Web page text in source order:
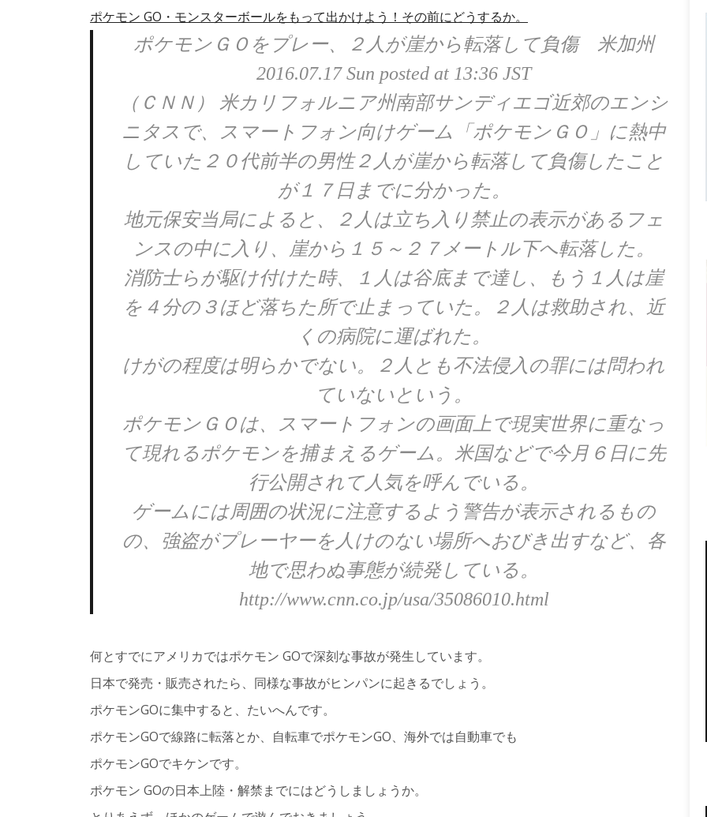
ポケモン GO・モンスターボールをもって出かけよう！その前にどうするか。
ポケモンＧＯをプレー、２人が崖から転落して負傷 米加州
2016.07.17 Sun posted at 13:36 JST
（ＣＮＮ） 米カリフォルニア州南部サンディエゴ近郊のエンシ
ニタスで、スマートフォン向けゲーム「ポケモンＧＯ」に熱中
していた２０代前半の男性２人が崖から転落して負傷したこと
が１７日までに分かった。
地元保安当局によると、２人は立ち入り禁止の表示があるフェ
ンスの中に入り、崖から１５～２７メートル下へ転落した。
消防士らが駆け付けた時、１人は谷底まで達し、もう１人は崖
を４分の３ほど落ちた所で止まっていた。２人は救助され、近
くの病院に運ばれた。
けがの程度は明らかでない。２人とも不法侵入の罪には問われ
ていないという。
ポケモンＧＯは、スマートフォンの画面上で現実世界に重なっ
て現れるポケモンを捕まえるゲーム。米国などで今月６日に先
行公開されて人気を呼んでいる。
ゲームには周囲の状況に注意するよう警告が表示されるもの
の、強盗がプレーヤーを人けのない場所へおびき出すなど、各
地で思わぬ事態が続発している。
http://www.cnn.co.jp/usa/35086010.html
何とすでにアメリカではポケモン GOで深刻な事故が発生しています。
日本で発売・販売されたら、同様な事故がヒンパンに起きるでしょう。
ポケモンGOに集中すると、たいへんです。
ポケモンGOで線路に転落とか、自転車でポケモンGO、海外では自動車でも
ポケモンGOでキケンです。
ポケモン GOの日本上陸・解禁までにはどうしましょうか。